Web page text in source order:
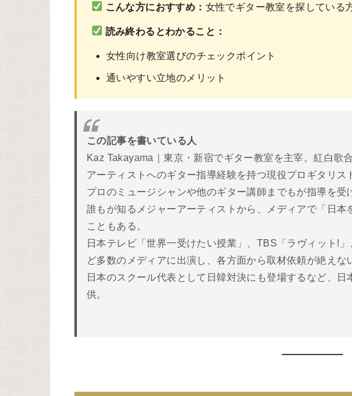
こんな方におすすめ： 女性でギター教室を探している
読み終わるとわかること：
女性向け教室選びのチェックポイント
通いやすい立地のメリット
この記事を書いている人
Kaz Takayama｜東京・新宿でギター教室を主宰。紅白歌
アーティストへのギター指導経験を持つ現役プロギタリス
プロのミュージシャンや他のギター講師までもが指導を受
誰もが知るメジャーアーティストから、メディアで「日本
こともある。
日本テレビ「世界一受けたい授業」、TBS「ラヴィット!
ど多数のメディアに出演し、各方面から取材依頼が絶え
日本のスクール代表として日韓対決にも登場するなど、
供。